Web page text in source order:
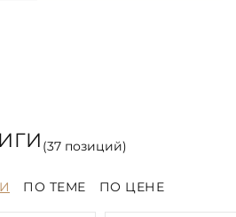
(37позиций)
ПО ТЕМЕ ПО ЦЕНЕ